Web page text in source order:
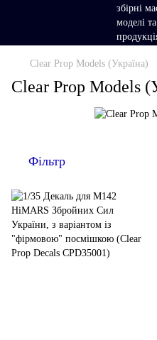
Clear Prop Models (Україна)
Clear Prop Models
Фільтр